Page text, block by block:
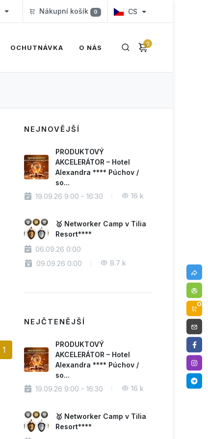
Nákupní košík 0 CS
0
OCHUTNÁVKA O NÁS
1
NEJNOVĚJŠÍ
PRODUKTOVÝ
AKCELERÁTOR – Hotel
Alexandra **** Púchov /
so...
19.09.26 9:00 - 16:30
16 k
🥇 Networker Camp v Tilia
Resort****
06.09.26 0:00
09.09.26 0:00
8.7 k
NEJČTENĚJŠÍ
PRODUKTOVÝ
AKCELERÁTOR – Hotel
Alexandra **** Púchov /
so...
19.09.26 9:00 - 16:30
16 k
🥇 Networker Camp v Tilia
Resort****
0